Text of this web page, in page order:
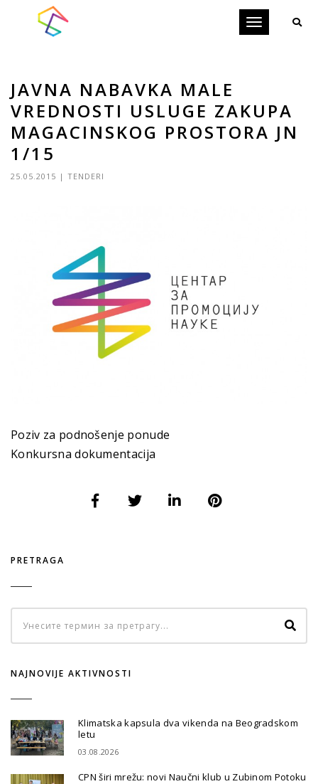
Toggle
JAVNA NABAVKA MALE
VREDNOSTI USLUGE ZAKUPA
MAGACINSKOG PROSTORA JN
1/15
25.05.2015 | TENDERI
Poziv za podnošenje ponude
Konkursna dokumentacija
PRETRAGA
NAJNOVIJE AKTIVNOSTI
Klimatska kapsula dva vikenda na Beogradskom
letu
03.08.2026
CPN širi mrežu: novi Naučni klub u Zubinom Potoku